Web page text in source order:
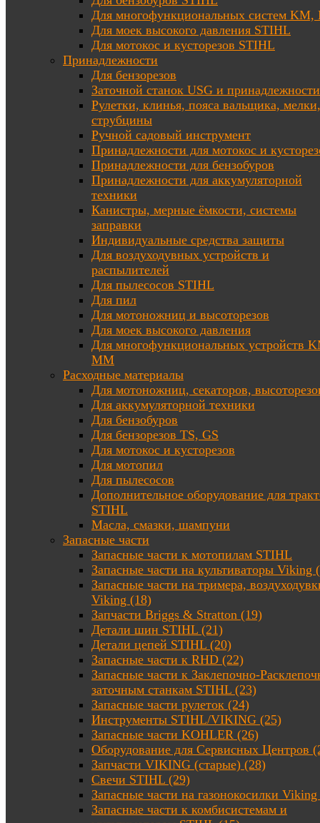
Для многофункциональных систем KM,
Для моек высокого давления STIHL
Для мотокос и кусторезов STIHL
Принадлежности
Для бензорезов
Заточной станок USG и принадлежности
Рулетки, клинья, пояса вальщика, мелки,
струбцины
Ручной садовый инструмент
Принадлежности для мотокос и
Принадлежности для бензобуров
Принадлежности для аккумуляторной
техники
Канистры, мерные ёмкости, системы
заправки
Индивидуальные средства защиты
Для воздуходувных устройств и
распылителей
Для пылесосов STIHL
Для пил
Для мотоножниц и высоторезов
Для моек высокого давления
Для многофункциональных устройств
MM
Расходные материалы
Для мотоножниц, секаторов,
Для аккумуляторной техники
Для бензобуров
Для бензорезов TS, GS
Для мотокос и кусторезов
Для мотопил
Для пылесосов
Дополнительное оборудование для
STIHL
Масла, смазки, шампуни
Запасные части
Запасные части к мотопилам STIHL
Запасные части на культиваторы Viking
Запасные части на тримера,
Viking (18)
Запчасти Briggs & Stratton (19)
Детали шин STIHL (21)
Детали цепей STIHL (20)
Запасные части к RHD (22)
Запасные части к Заклепочно-
заточным станкам STIHL (23)
Запасные части рулеток (24)
Инструменты STIHL/VIKING (25)
Запасные части KOHLER (26)
Оборудование для Сервисных Центров
Запчасти VIKING (старые) (28)
Свечи STIHL (29)
Запасные части на газонокосилки
Запасные части к комбисистемам и